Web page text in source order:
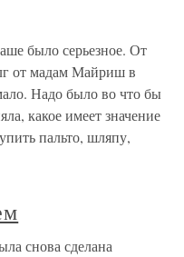
было серьезное. От
от мадам Майриш в
Надо было во что бы
какое имеет значение
пальто, шляпу,
снова сделана